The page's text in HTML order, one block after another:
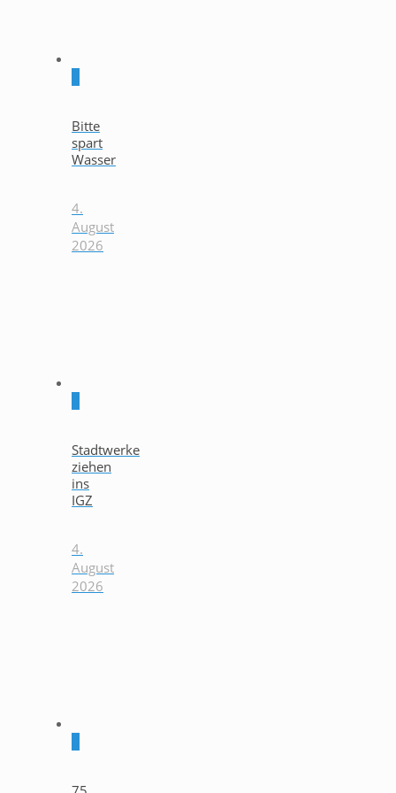
Bitte
spart
Wasser
4.
August
2026
Stadtwerke
ziehen
ins
IGZ
4.
August
2026